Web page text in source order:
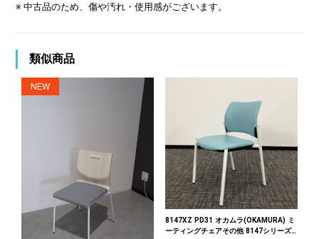
※ 中古品のため、傷や汚れ・使用感がございます。
類似商品
NEW
8147XZ PD31 オカムラ(OKAMURA) ミ
ーティングチェアその他 8147シリーズ